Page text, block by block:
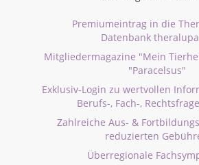
Premiumeintrag in die
Datenbank
Mitgliedermagazine "Mein
"Paracelsus"
Exklusiv-Login zu wertvollen
Berufs-, Fach-,
Zahlreiche Aus- &
reduzierten
Überregionale